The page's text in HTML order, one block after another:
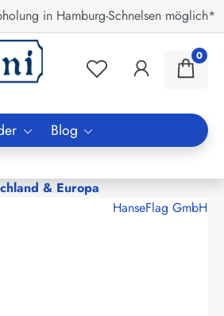
in Hamburg-Schnelsen möglich*
0
Blog
& Europa
HanseFlag GmbH